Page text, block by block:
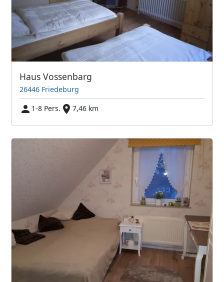
Haus Vossenbarg
26446 Friedeburg
1-8 Pers.
7,46 km